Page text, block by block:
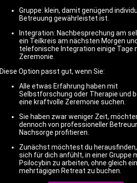
Gruppe: klein, damit genügend
Betreuung gewährleistet ist.
Integration: Nachbesprechung am
ein Teilkreis am nächsten Morgen
telefonische Integration einige Tage
Zeremonie.
Diese Option passt gut, wenn Sie:
Alle etwas Erfahrung haben mit
Selbstforschung oder Therapie und
eine kraftvolle Zeremonie suchen.
Sie haben zwar weniger Zeit,
dennoch von professioneller
Nachsorge profitieren.
Zunächst möchtest du
sich für dich anfühlt, in einer Gruppe
Psilocybin zu arbeiten, ohne gleich
mehrtägigen Retreat zu buchen.